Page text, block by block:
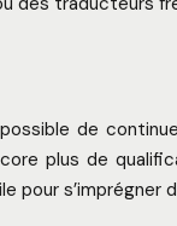
de
plus de